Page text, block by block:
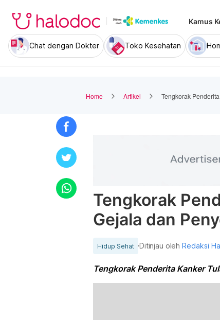
Kamus
Chat dengan Dokter Toko Kesehatan
Home Artikel Tengkorak
Tengkorak
Gejala dan
Hidup Sehat Ditinjau olehRedaksi
Tengkorak Penderita Kanker